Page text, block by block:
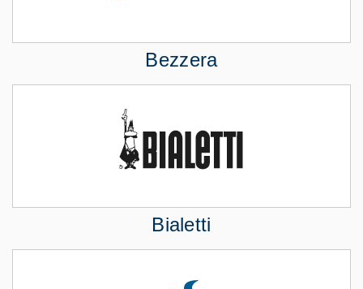
Bezzera
Bialetti